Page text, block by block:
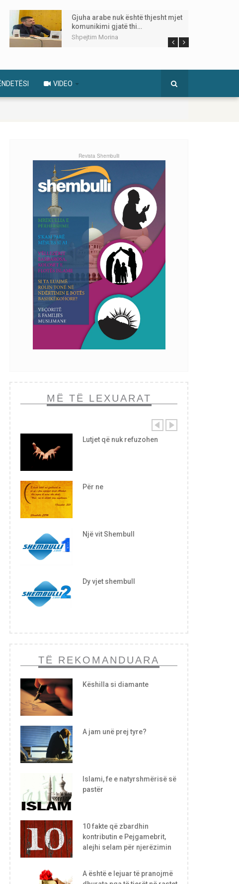
Gjuha arabe nuk është thjesht mjet
komunikimi gjatë thi…
Shpejtim Morina
VIDEO
Revista Shembulli
MË TË LEXUARAT
Lutjet që nuk refuzohen
Për ne
Një vit Shembull
Dy vjet shembull
TË REKOMANDUARA
Këshilla si diamante
A jam unë prej tyre?
Islami, fe e natyrshmërisë së
pastër
10 fakte që zbardhin
kontributin e Pejgamebrit,
alejhi selam për njerëzimin
A është e lejuar të pranojmë